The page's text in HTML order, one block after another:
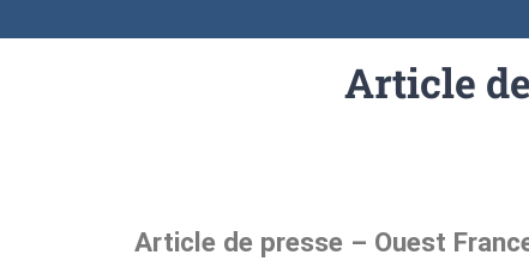
Article
Article de presse – Ouest